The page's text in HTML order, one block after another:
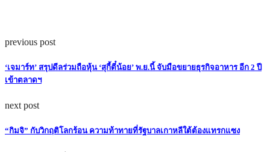
previous post
‘เจมาร์ท’ สรุปดีลร่วมถือหุ้น ‘สุกี้ตี๋น้อย’ พ.ย.นี้ จับมือขยายธุรกิจอาหาร อีก 2 ปี
เข้าตลาดฯ
next post
“กิมจิ” กับวิกฤติโลกร้อน ความท้าทายที่รัฐบาลเกาหลีใต้ต้องแทรกแซง